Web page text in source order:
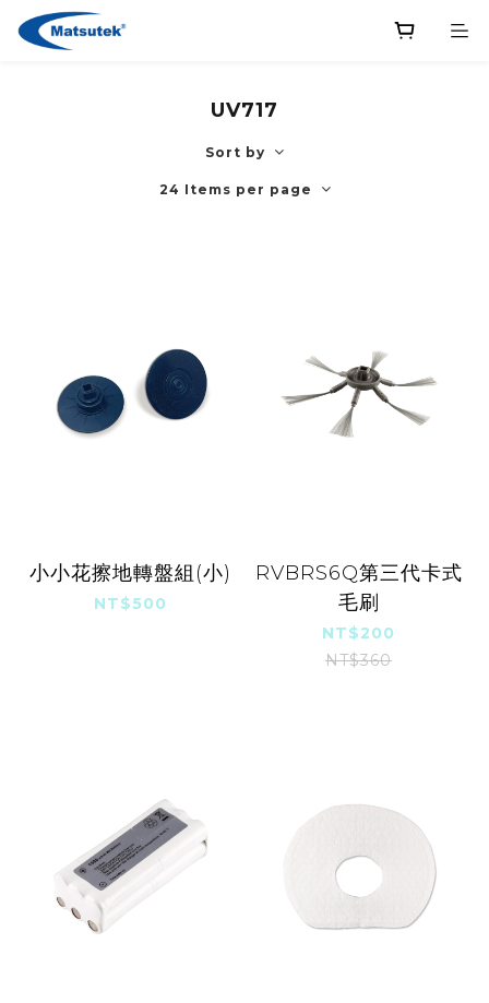
UV717
Sort by
24 Items per page
小小花擦地轉盤組(小)
NT$500
RVBRS6Q第三代卡式
毛刷
NT$200
NT$360